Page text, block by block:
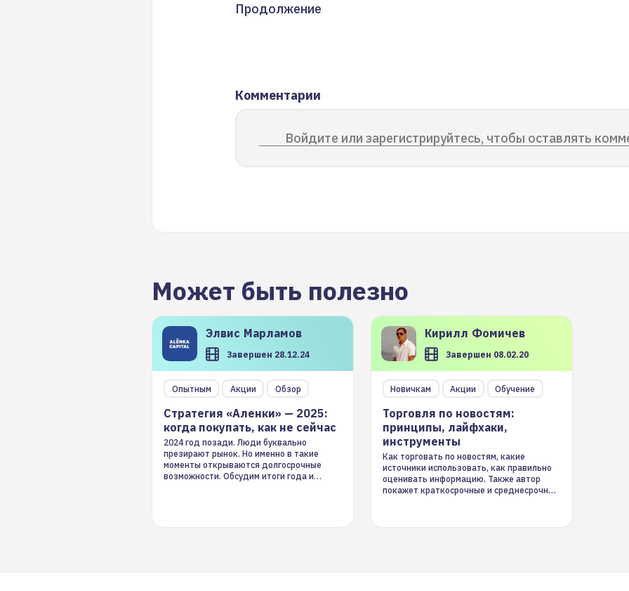
Продолжение
Комментарии
Войдите или зарегистрируйтесь, чтобы оставлять
Может быть полезно
Элвис Марламов
Завершен 28.12.24
Опытным Акции Обзор
Стратегия «Аленки» — 2025:
когда покупать, как не сейчас
2024 год позади. Люди буквально
презирают рынок. Но именно в такие
моменты открываются долгосрочные
возможности. Обсудим итоги года и
Кирилл Фомичев
Завершен 08.02.20
Новичкам Акции Обучение
Торговля по новостям:
принципы, лайфхаки,
инструменты
Как торговать по новостям, какие
источники использовать, как правильно
оценивать информацию. Также автор
покажет краткосрочные и среднесрочные